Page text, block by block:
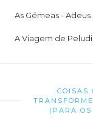
As Gémeas - Adeus
A Viagem de
COISAS
(PARA